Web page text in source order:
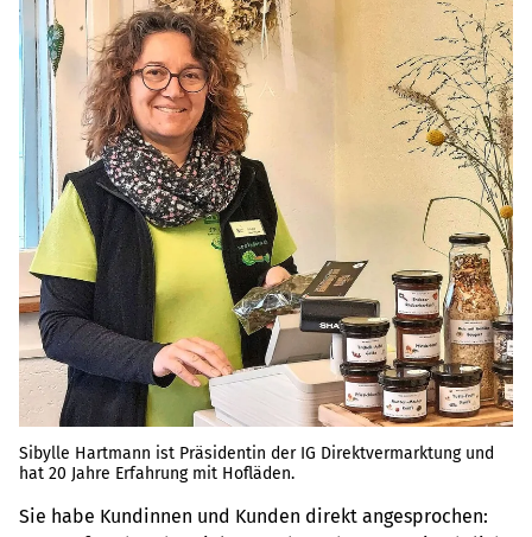
Sibylle Hartmann ist Präsidentin der IG Direktvermarktung und
hat 20 Jahre Erfahrung mit Hofläden.
Sie habe Kundinnen und Kunden direkt angesprochen: